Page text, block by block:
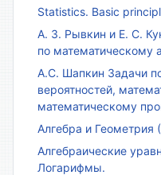
Statistics. Basic
А. З. Рывкин и Е. С.
по математическому
А.С. Шапкин Задачи
вероятностей,
математическому
Алгебра и Геометрия
Алгебраические
Логарифмы.